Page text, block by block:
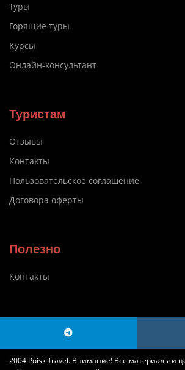
Туры
Горящие туры
Курсы
Онлайн-консультант
Туристам
Отзывы
Контакты
Пользовательское соглашение
Договора оферты
Полезно
Контакты
2004 Poisk Travel. Внимание! Все материалы и